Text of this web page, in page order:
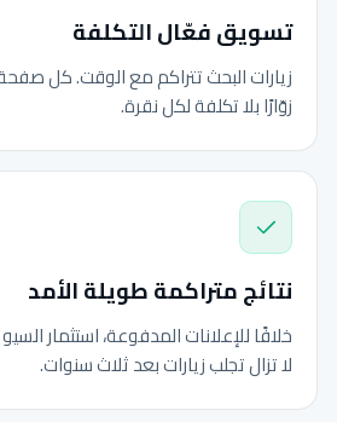
تسويق فعّال التكلفة
زيارات البحث تتراكم مع الوقت. كل
زوّارًا بلا تكلفة لكل نقرة.
نتائج متراكمة طويلة الأمد
خلافًا للإعلانات المدفوعة، استثمار
لا تزال تجلب زيارات بعد ثلاث سنوات.